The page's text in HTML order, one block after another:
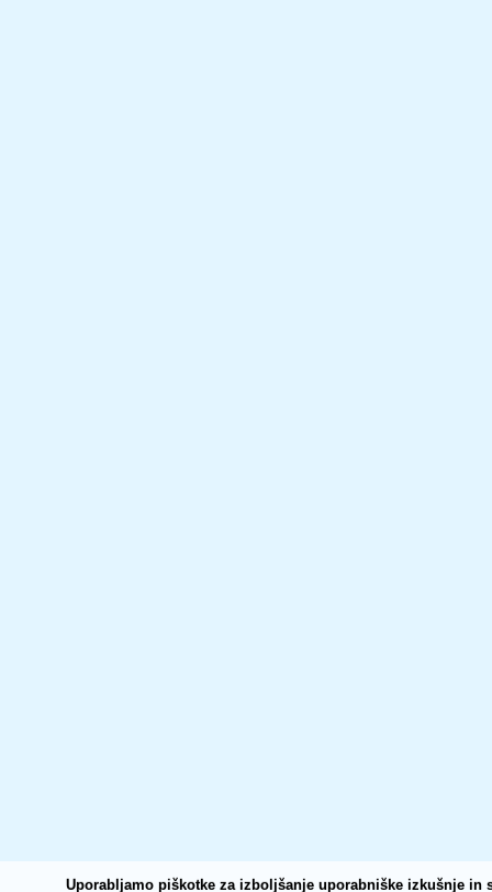
Uporabljamo piškotke za izboljšanje uporabniške izkušnje in